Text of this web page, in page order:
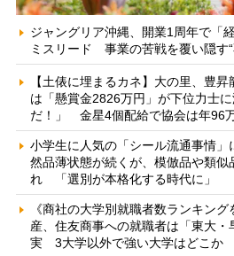
ジャングリア沖縄、開業1周年で「
ミスリード 事業の苦戦を覆い隠す
【土俵に埋まるカネ】大の里、豊
は「懸賞金2826万円」が下位力士
だ！」 金星4個配給で協会は年96
小学生に人気の「シール流通事情
然品薄状態が続くが、模倣品や類似
れ 「選別が本格化する時代に」
《商社の大学別就職者数ランキン
産、住友商事への就職者は「東大・
実 3大学以外で強い大学はどこか